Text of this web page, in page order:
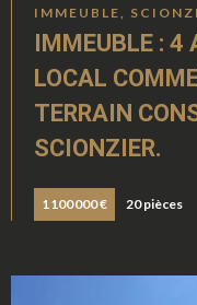
IMMEUBLE,
IMMEUBLE : 4
LOCAL
TERRAIN
SCIONZIER.
1 100 000 € 20 pièces